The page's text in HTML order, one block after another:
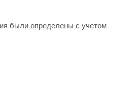
были определены с учетом